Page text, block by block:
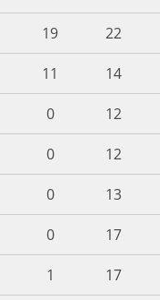
19
22
11
14
0
12
0
12
0
13
0
17
1
17